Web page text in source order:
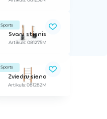
Sports
Svaru stienis
Artikuls: 081275M
Sports
Zviedru siena
Artikuls: 081282M